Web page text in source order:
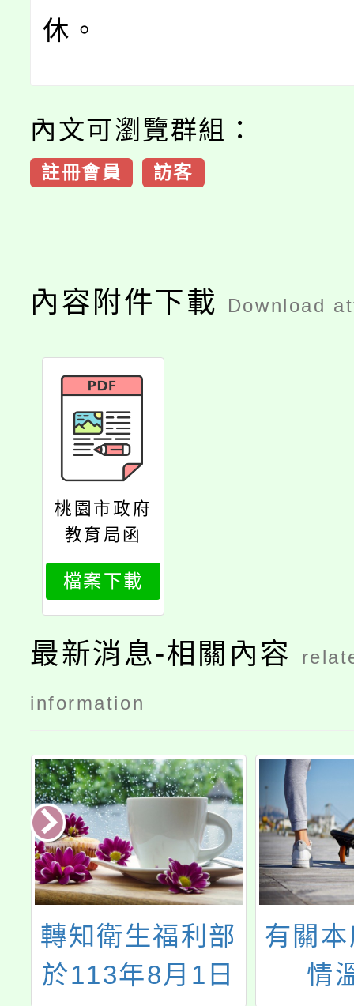
休。
內文可瀏覽群組：
註冊會員 訪客
內容附件下載 Download
桃園市政府
教育局函
檔案下載
最新消息-相關內容
information
有關本府推廣心
情溫度計
「115
創基